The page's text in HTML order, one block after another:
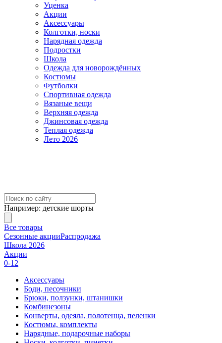
Уценка
Акции
Аксессуары
Колготки, носки
Нарядная одежда
Подростки
Школа
Одежда для новорождённых
Костюмы
Футболки
Спортивная одежда
Вязаные вещи
Верхняя одежда
Джинсовая одежда
Теплая одежда
Лето 2026
Например: детские шорты
Все товары
Сезонные акцииРаспродажа
Школа 2026
Акции
0-12
Аксессуары
Боди, песочники
Брюки, ползунки, штанишки
Комбинезоны
Конверты, одеяла, полотенца, пеленки
Костюмы, комплекты
Нарядные, подарочные наборы